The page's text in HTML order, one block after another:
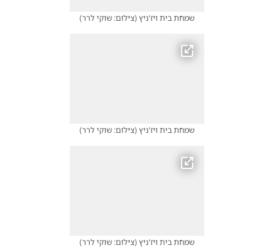
שמחת בית ויז'ניץ(צילום: שוקי לרר)
שמחת בית ויז'ניץ(צילום: שוקי לרר)
שמחת בית ויז'ניץ(צילום: שוקי לרר)